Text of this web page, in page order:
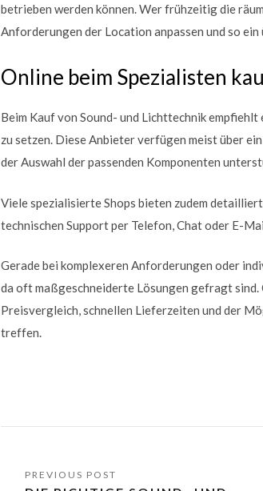
betrieben werden können. Wer frühzeitig die
Anforderungen der Location anpassen und so
Online beim Spezialisten
Beim Kauf von Sound- und Lichttechnik
zu setzen. Diese Anbieter verfügen meist über
der Auswahl der passenden Komponenten
Viele spezialisierte Shops bieten zudem
technischen Support per Telefon, Chat oder E-
Gerade bei komplexeren Anforderungen oder
da oft maßgeschneiderte Lösungen gefragt
Preisvergleich, schnellen Lieferzeiten und der
treffen.